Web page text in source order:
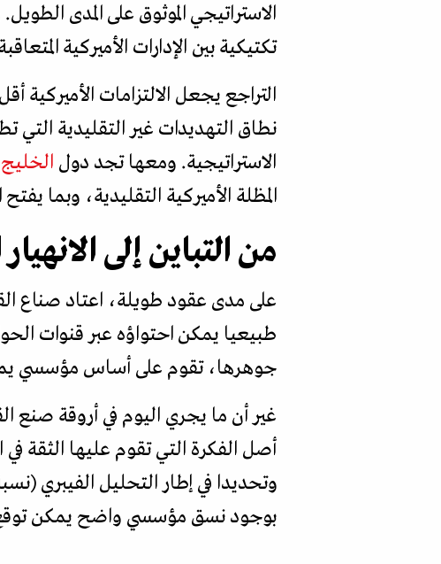
الاستراتيجي الموثوق على المدى
تكتيكية بين الإدارات الأميركية
التراجع يجعل الالتزامات الأميركية
نطاق التهديدات غير التقليدية التي
الاستراتيجية. ومعها تجد دول الخليج
المظلة الأميركية التقليدية، وبما
من التباين إلى
على مدى عقود طويلة، اعتاد صناع
طبيعيا يمكن احتواؤه عبر قنوات
جوهرها، تقوم على أساس مؤسسي يمنح
غير أن ما يجري اليوم في أروقة صنع
أصل الفكرة التي تقوم عليها الثقة
وتحديدا في إطار التحليل الفيبري
بوجود نسق مؤسسي واضح يمكن